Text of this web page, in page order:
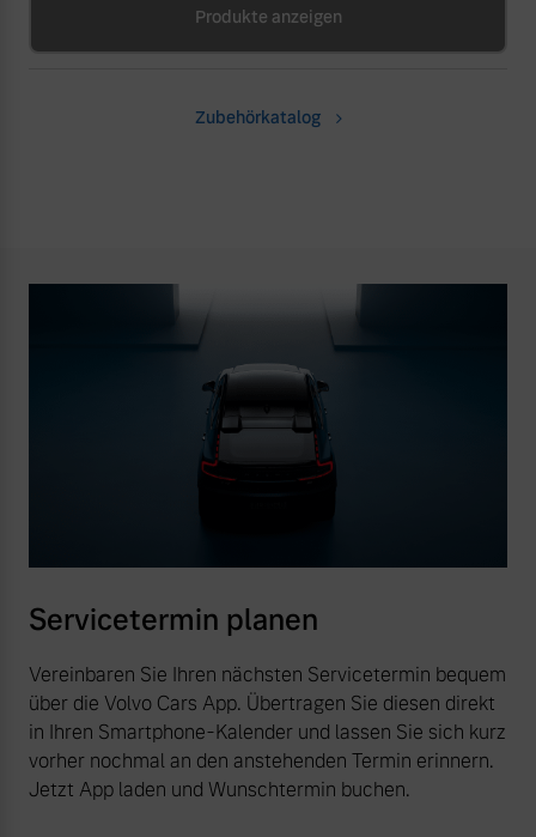
Produkte anzeigen
Zubehörkatalog
Servicetermin planen
Vereinbaren Sie Ihren nächsten Servicetermin bequem
über die Volvo Cars App. Übertragen Sie diesen direkt
in Ihren Smartphone-Kalender und lassen Sie sich kurz
vorher nochmal an den anstehenden Termin erinnern.
Jetzt App laden und Wunschtermin buchen.